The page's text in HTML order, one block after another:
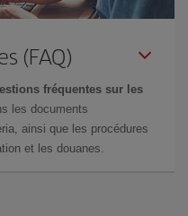
(FAQ)
fréquentes sur les
les documents
ainsi que les procédures
et les douanes.